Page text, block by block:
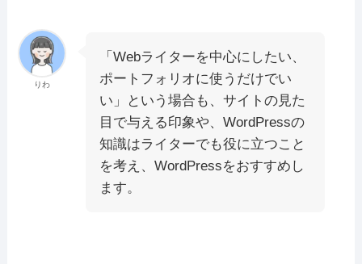
りわ
「Webライターを中心にしたい、
ポートフォリオに使うだけでい
い」という場合も、サイトの見た
目で与える印象や、WordPressの
知識はライターでも役に立つこと
を考え、WordPressをおすすめし
ます。